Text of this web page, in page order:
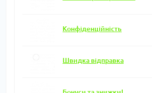
Конфіденційність
Швидка відправка